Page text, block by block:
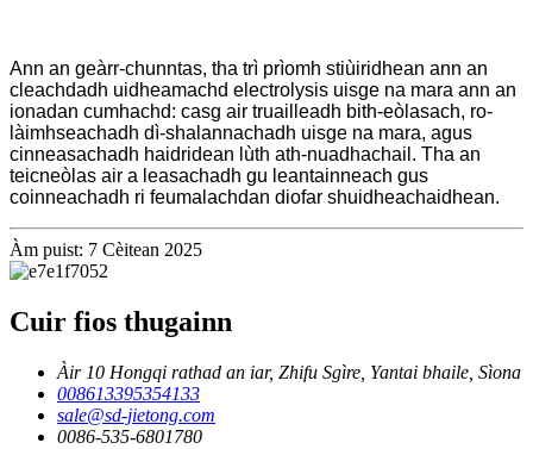
Ann an geàrr-chunntas, tha trì prìomh stiùiridhean ann an
cleachdadh uidheamachd electrolysis uisge na mara ann an
ionadan cumhachd: casg air truailleadh bith-eòlasach, ro-
làimhseachadh dì-shalannachadh uisge na mara, agus
cinneasachadh haidridean lùth ath-nuadhachail. Tha an
teicneòlas air a leasachadh gu leantainneach gus
coinneachadh ri feumalachdan diofar shuidheachaidhean.
Àm puist: 7 Cèitean 2025
Cuir fios thugainn
Àir 10 Hongqi rathad an iar, Zhifu Sgìre, Yantai bhaile, Sìona
008613395354133
sale@sd-jietong.com
0086-535-6801780